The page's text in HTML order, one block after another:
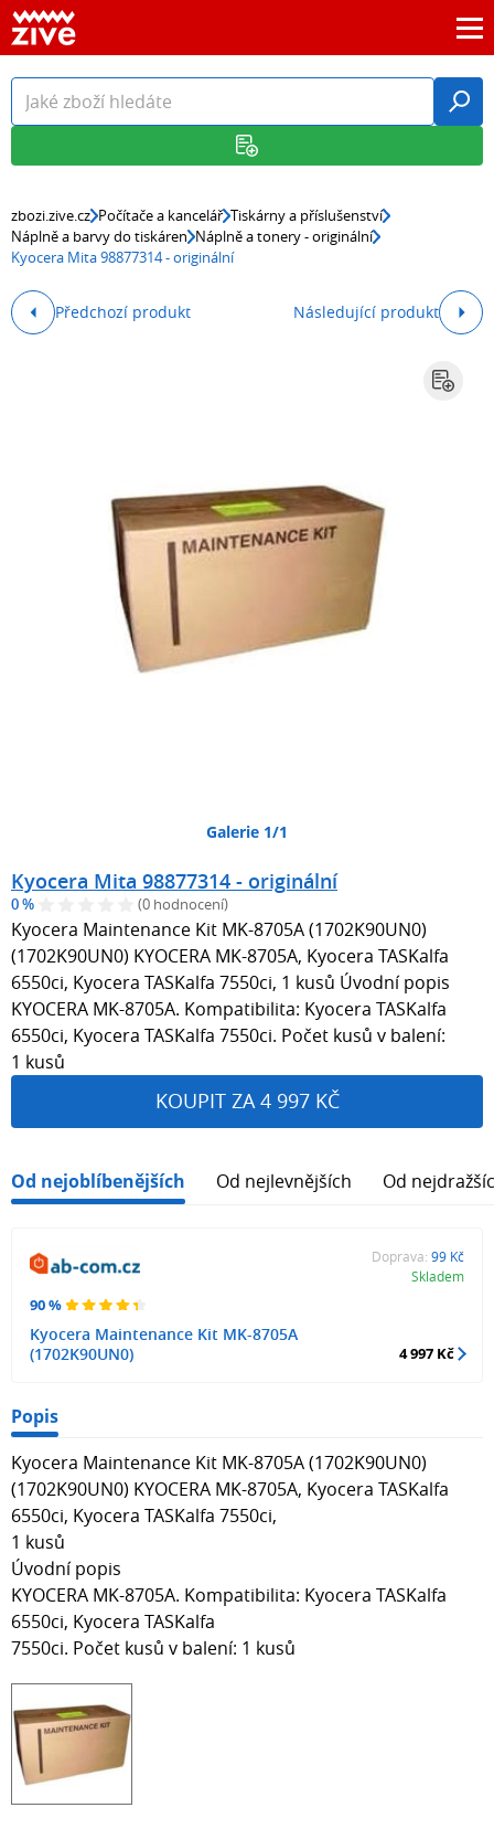
zbozi.zive.cz Počítače a kancelář Tiskárny a příslušenství
Náplně a barvy do tiskáren Náplně a tonery - originální
Kyocera Mita 98877314 - originální
Předchozí produkt Následující produkt
Galerie 1/1
Kyocera Mita 98877314 - originální
0 % (0 hodnocení)
Kyocera Maintenance Kit MK-8705A (1702K90UN0)
(1702K90UN0) KYOCERA MK-8705A, Kyocera TASKalfa
6550ci, Kyocera TASKalfa 7550ci, 1 kusů Úvodní popis
KYOCERA MK-8705A. Kompatibilita: Kyocera TASKalfa
6550ci, Kyocera TASKalfa 7550ci. Počet kusů v balení:
1 kusů
KOUPIT ZA 4 997 KČ
Od nejoblíbenějších Od nejlevnějších Od
90 %
Kyocera Maintenance Kit MK-8705A
(1702K90UN0)
Doprava: 99 Kč
Skladem
4 997 Kč
Popis
Kyocera Maintenance Kit MK-8705A (1702K90UN0)
(1702K90UN0) KYOCERA MK-8705A, Kyocera TASKalfa
6550ci, Kyocera TASKalfa 7550ci,
1 kusů
Úvodní popis
KYOCERA MK-8705A. Kompatibilita: Kyocera TASKalfa
6550ci, Kyocera TASKalfa
7550ci. Počet kusů v balení: 1 kusů